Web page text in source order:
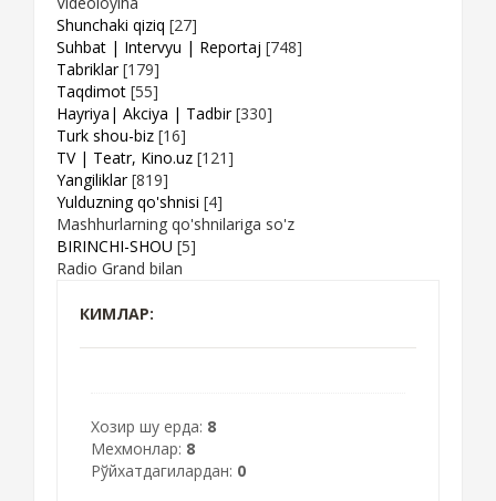
Shunchaki qiziq [27]
Suhbat | Intervyu | Reportaj [748]
Tabriklar [179]
Taqdimot [55]
Hayriya| Akciya | Tadbir [330]
Turk shou-biz [16]
TV | Teatr, Kino.uz [121]
Yangiliklar [819]
Yulduzning qo'shnisi [4]
Mashhurlarning qo'shnilariga so'z
BIRINCHI-SHOU [5]
Radio Grand bilan
КИМЛАР:
Хозир шу ерда: 8
Мехмонлар: 8
Рўйхатдагилардан: 0